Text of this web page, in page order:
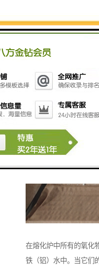
在熔化炉中所有的氧化
铁（铝）水中。当它们